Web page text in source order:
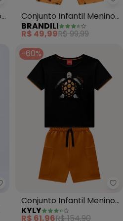
- Conjunto Infantil
Conjunto Infantil Menino
Gamer (Preto)
BRANDILI
R$ 49,99R$ 99,99
Costeira - Conjunto
-60%
Conjunto Infantil Menino
Tartaruga (Preto)
KYLY
R$ 61,96R$ 154,90